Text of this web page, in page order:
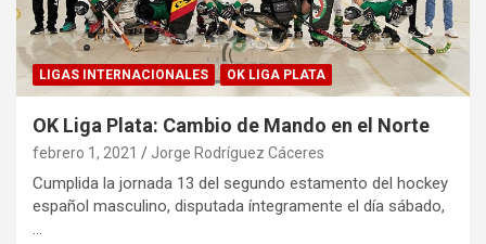
LIGAS INTERNACIONALES OK LIGA PLATA
OK Liga Plata: Cambio de Mando en el Norte
febrero 1, 2021 Jorge Rodríguez Cáceres
Cumplida la jornada 13 del segundo estamento del hockey
español masculino, disputada íntegramente el día sábado,
…